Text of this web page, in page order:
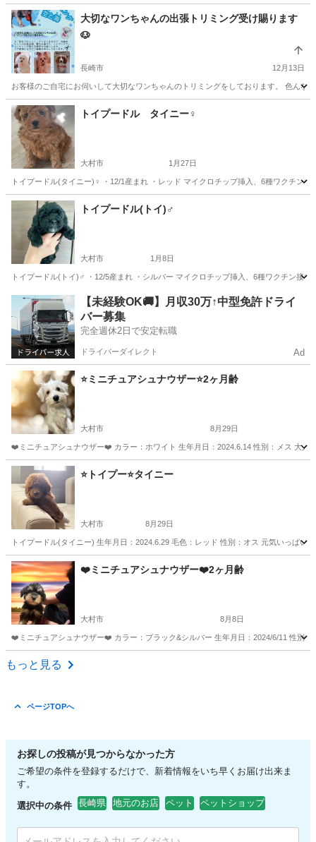
長崎 長崎市 ペットショップ インスタ
大切なワンちゃんの出張トリミング受け賜ります
🐶
長崎市 12月13日
お客様のご自宅にお伺いして大切なワンちゃんのトリミングをしております。 色ん
長崎 長崎市 ペットサービス トリミング
トイプードル タイニー♀
大村市 1月27日
トイプードル(タイニー)♀ ・12/1産まれ ・レッド マイクロチップ挿入、6種ワクチン
長崎 大村市 ペットショップ 格安
トイプードル(トイ)♂
大村市 1月8日
トイプードル(トイ)♂ ・12/5産まれ ・シルバー マイクロチップ挿入、6種ワクチン接
長崎 大村市 ペット 格安
【未経験OK🚚】月収30万↑中型免許ドライ
バー募集
完全週休2日で安定転職
ドライバーダイレクト Ad
⭐️ミニチュアシュナウザー⭐️2ヶ月齢
大村市 8月29日
❤️ミニチュアシュナウザー❤️ カラー：ホワイト 生年月日：2024.6.14 性別：メス 大人
長崎 大村市 ペットショップ
⭐️トイプー⭐️タイニー
大村市 8月29日
トイプードル(タイニー) 生年月日：2024.6.29 毛色：レッド 性別：オス 元気いっぱ
長崎 大村市 ペットショップ 格安
❤️ミニチュアシュナウザー❤️2ヶ月齢
大村市 8月8日
❤️ミニチュアシュナウザー❤️ カラー：ブラック&シルバー 生年月日：2024/6/11 性別
長崎 大村市
もっと見る
ページTOPへ
お探しの投稿が見つからなかった方
ご希望の条件を登録するだけで、新着情報をいち早くお届け出来ま
す。
選択中の条件 長崎県 地元のお店 ペット ペットショップ